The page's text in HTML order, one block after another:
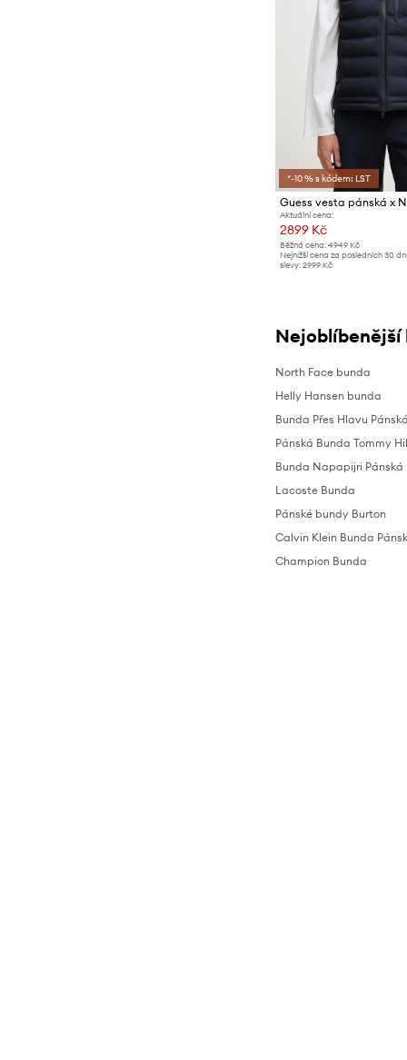
*-10 % s kódem: LST
Guess vesta pánská x
Aktuální cena:
2899 Kč
Běžná cena: 4949 Kč
Nejnižší cena za posledních 30
slevy: 2999 Kč
Nejoblíbenější
North Face bunda
Helly Hansen bunda
Bunda Přes Hlavu Pánská
Pánská Bunda Tommy
Bunda Napapijri Pánská
Lacoste Bunda
Pánské bundy Burton
Calvin Klein Bunda
Champion Bunda